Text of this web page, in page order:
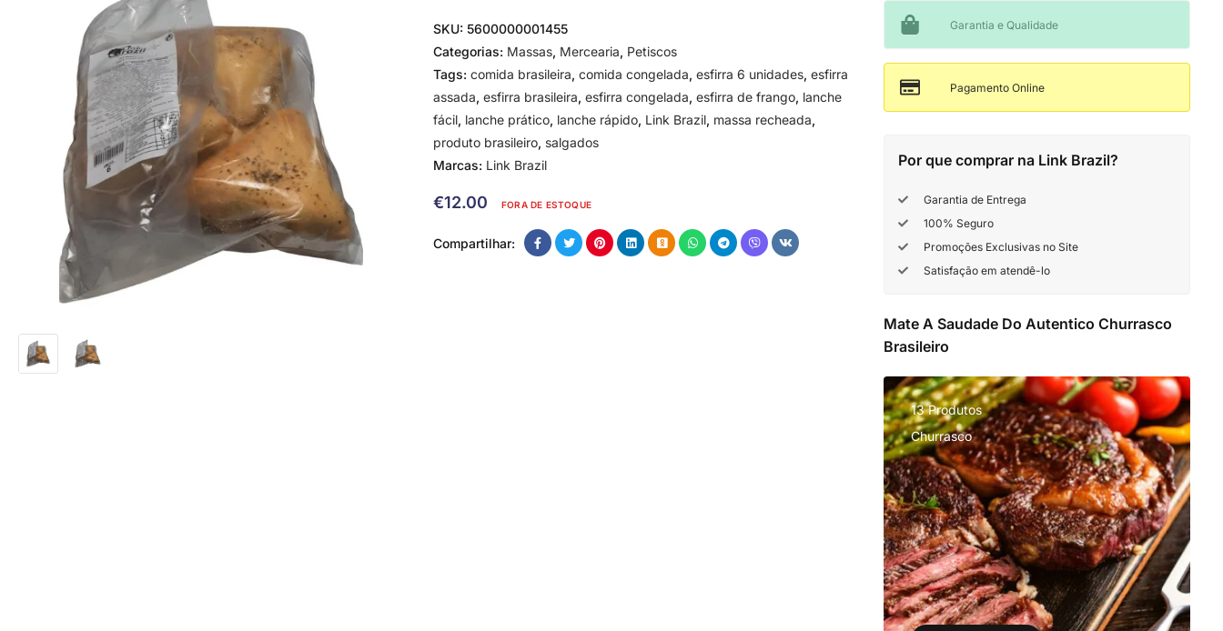
SKU: 5600000001455
Categorias: Massas, Mercearia, Petiscos
Tags: comida brasileira, comida congelada, esfirra 6 unidades, esfirra
assada, esfirra brasileira, esfirra congelada, esfirra de frango, lanche
fácil, lanche prático, lanche rápido, Link Brazil, massa recheada,
produto brasileiro, salgados
Marcas: Link Brazil
€12.00 FORA DE ESTOQUE
Compartilhar:
Garantia e Qualidade
Pagamento Online
Por que comprar na Link Brazil?
Garantia de Entrega
100% Seguro
Promoções Exclusivas no Site
Satisfação em atendê-lo
Mate A Saudade Do Autentico Churrasco
Brasileiro
13 Produtos
Churrasco